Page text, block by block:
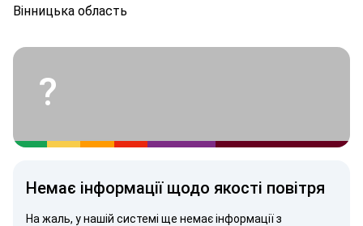
Вінницька область
?
Немає інформації щодо якості повітря
На жаль, у нашій системі ще немає інформації з